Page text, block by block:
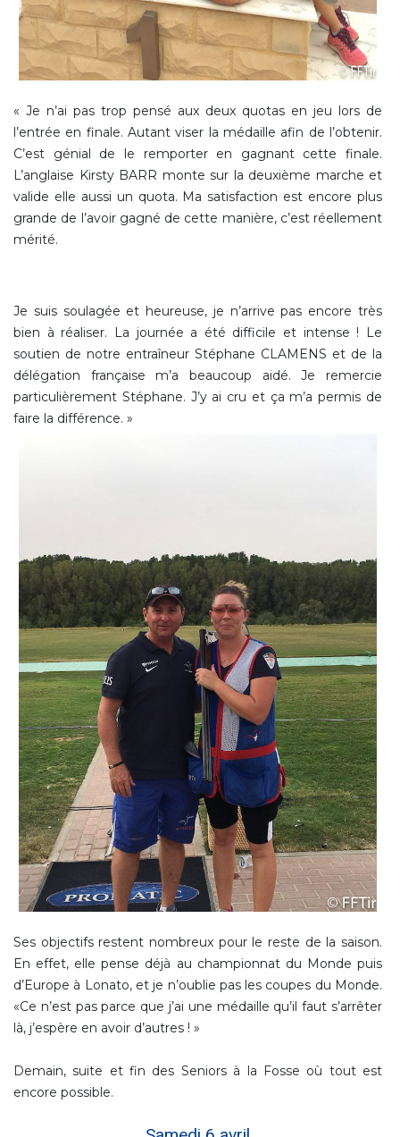
« Je n’ai pas trop pensé aux deux quotas en jeu lors de
l’entrée en finale. Autant viser la médaille afin de l’obtenir.
C’est génial de le remporter en gagnant cette finale.
L’anglaise Kirsty BARR monte sur la deuxième marche et
valide elle aussi un quota. Ma satisfaction est encore plus
grande de l’avoir gagné de cette manière, c’est réellement
mérité.
Je suis soulagée et heureuse, je n’arrive pas encore très
bien à réaliser. La journée a été difficile et intense ! Le
soutien de notre entraîneur Stéphane CLAMENS et de la
délégation française m’a beaucoup aidé. Je remercie
particulièrement Stéphane. J’y ai cru et ça m’a permis de
faire la différence. »
Ses objectifs restent nombreux pour le reste de la saison.
En effet, elle pense déjà au championnat du Monde puis
d’Europe à Lonato, et je n’oublie pas les coupes du Monde.
«Ce n’est pas parce que j’ai une médaille qu’il faut s’arrêter
là, j’espère en avoir d’autres ! »
Demain, suite et fin des Seniors à la Fosse où tout est
encore possible.